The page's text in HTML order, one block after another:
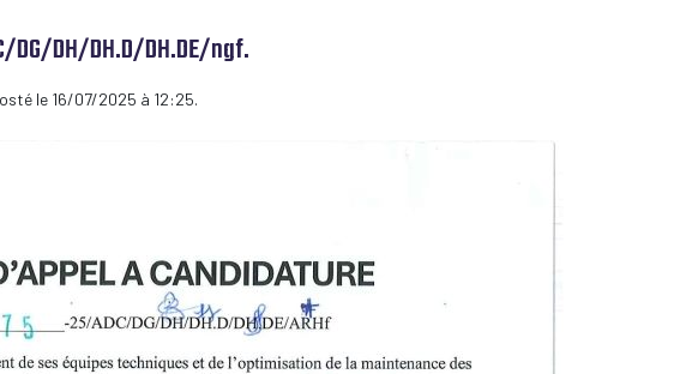
DG/DH/DH.D/DH.DE/ngf.
le 16/07/2025 à 12:25.